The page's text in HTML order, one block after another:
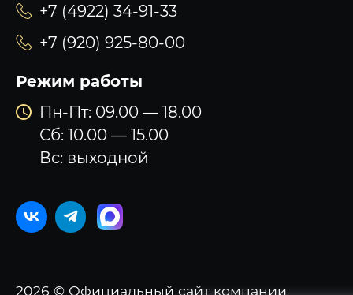
+7 (4922) 34-91-33
+7 (920) 925-80-00
Режим работы
Пн-Пт: 09.00 — 18.00
Сб: 10.00 — 15.00
Вс: выходной
2026 © Официальный сайт компании